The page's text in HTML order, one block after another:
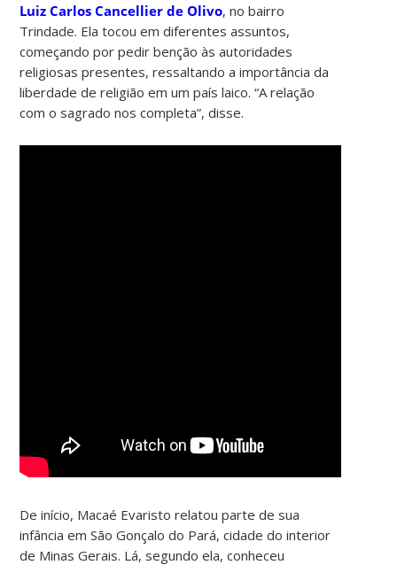
Luiz Carlos Cancellier de Olivo, no bairro
Trindade. Ela tocou em diferentes assuntos,
começando por pedir benção às autoridades
religiosas presentes, ressaltando a importância da
liberdade de religião em um país laico. “A relação
com o sagrado nos completa”, disse.
De início, Macaé Evaristo relatou parte de sua
infância em São Gonçalo do Pará, cidade do interior
de Minas Gerais. Lá, segundo ela, conheceu